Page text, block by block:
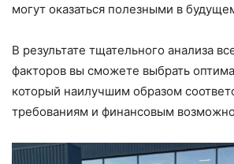
могут оказаться полезными в
В результате тщательного анализа
факторов вы сможете выбрать
который наилучшим образом
требованиям и финансовым